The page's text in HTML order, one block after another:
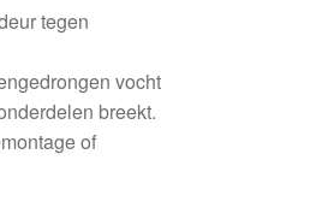
tegen
vocht
breekt.
of